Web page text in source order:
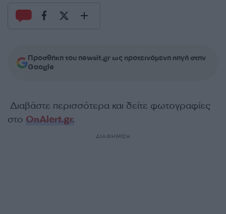
Προσθήκη του newsit.gr ως προτεινόμενη πηγή στην
Google
Διαβάστε περισσότερα και δείτε φωτογραφίες
στο OnAlert.gr.
ΔΙΑΦΗΜΙΣΗ